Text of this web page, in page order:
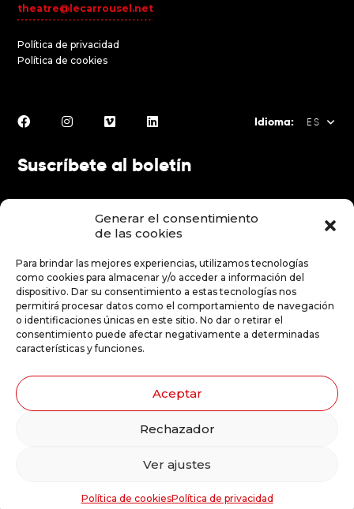
Generar el consentimiento
de las cookies
Para brindar las mejores experiencias, utilizamos tecnologías
como cookies para almacenar y/o acceder a información del
dispositivo. Dar su consentimiento a estas tecnologías nos
permitirá procesar datos como el comportamiento de navegación
o identificaciones únicas en este sitio. No dar o retirar el
consentimiento puede afectar negativamente a determinadas
características y funciones.
Aceptar
Rechazador
Ver ajustes
Política de cookiesPolítica de privacidad
theatre@lecarrousel.net
Política de privacidad
Política de cookies
Idioma: ES
EN
ES
Suscríbete al boletín
Hacer una donación
Hacer una donación
© 2026 Le Carrousel, compagnie de théâtre - Todos los derechos reservados
Agence Chocolat